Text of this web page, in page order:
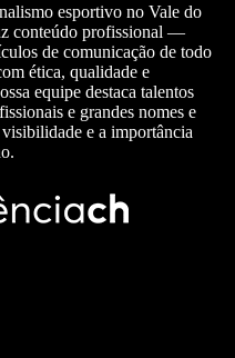
esportivo no Vale do
conteúdo profissional —
de comunicação de todo
ética, qualidade e
equipe destaca talentos
e grandes nomes e
e a importância